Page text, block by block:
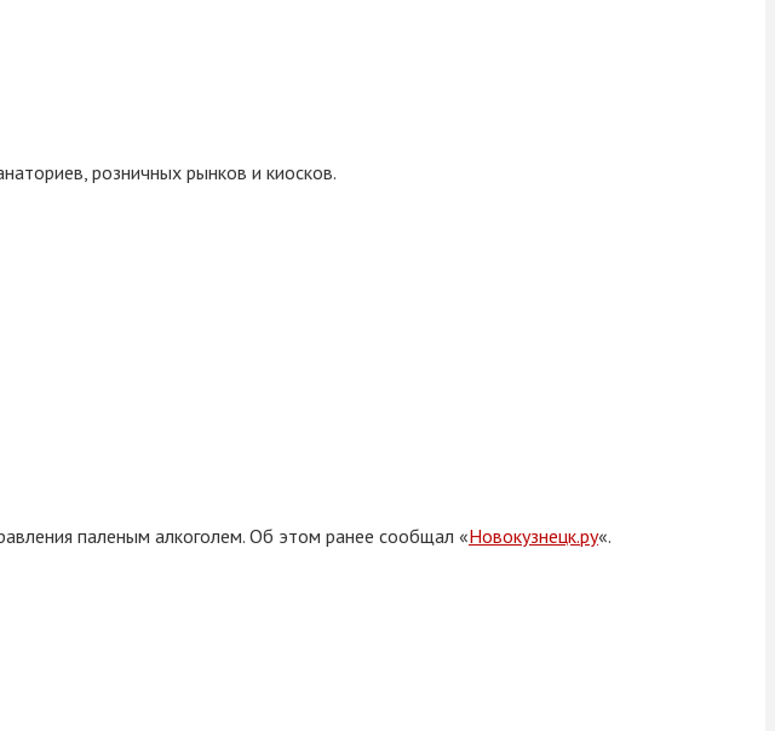
розничных рынков и киосков.
паленым алкоголем. Об этом ранее сообщал «Новокузнецк.ру«.